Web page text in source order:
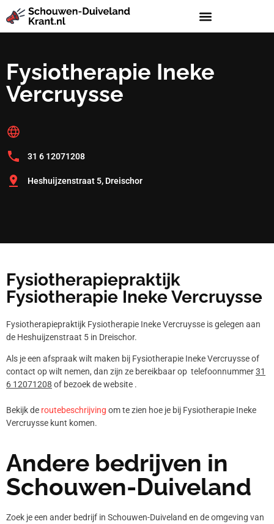
Fysiotherapie Ineke
Vercruysse
31 6 12071208
Heshuijzenstraat 5, Dreischor
Fysiotherapiepraktijk
Fysiotherapie Ineke Vercruysse
Fysiotherapiepraktijk Fysiotherapie Ineke Vercruysse is gelegen aan
de Heshuijzenstraat 5 in Dreischor.
Als je een afspraak wilt maken bij Fysiotherapie Ineke Vercruysse of
contact op wilt nemen, dan zijn ze bereikbaar op telefoonnummer31
6 12071208 of bezoek de website .
Bekijk de routebeschrijving om te zien hoe je bij Fysiotherapie Ineke
Vercruysse kunt komen.
Andere bedrijven in
Schouwen-Duiveland
Zoek je een ander bedrijf in Schouwen-Duiveland en de omgeving van